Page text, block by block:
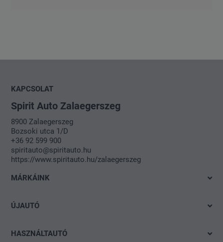
KAPCSOLAT
Spirit Auto Zalaegerszeg
8900 Zalaegerszeg
Bozsoki utca 1/D
+36 92 599 900
spiritauto@spiritauto.hu
https://www.spiritauto.hu/zalaegerszeg
MÁRKÁINK
SEAT
ÚJAUTÓ
Ajánlatok és akciók
HASZNÁLTAUTÓ